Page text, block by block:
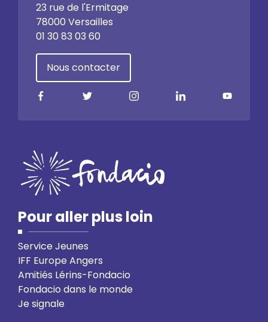
23 rue de l'Ermitage
78000 Versailles
01 30 83 03 60
Nous contacter
Pour aller plus loin
Service Jeunes
IFF Europe Angers
Amitiés Lérins-Fondacio
Fondacio dans le monde
Je signale